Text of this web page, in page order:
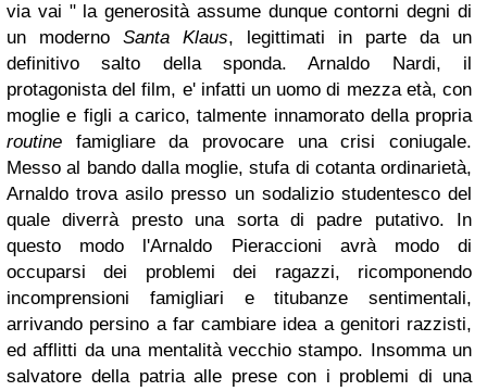
via vai " la generosità assume dunque contorni degni di
un moderno Santa Klaus, legittimati in parte da un
definitivo salto della sponda. Arnaldo Nardi, il
protagonista del film, e' infatti un uomo di mezza età, con
moglie e figli a carico, talmente innamorato della propria
routine famigliare da provocare una crisi coniugale.
Messo al bando dalla moglie, stufa di cotanta ordinarietà,
Arnaldo trova asilo presso un sodalizio studentesco del
quale diverrà presto una sorta di padre putativo. In
questo modo l'Arnaldo Pieraccioni avrà modo di
occuparsi dei problemi dei ragazzi, ricomponendo
incomprensioni famigliari e titubanze sentimentali,
arrivando persino a far cambiare idea a genitori razzisti,
ed afflitti da una mentalità vecchio stampo. Insomma un
salvatore della patria alle prese con i problemi di una